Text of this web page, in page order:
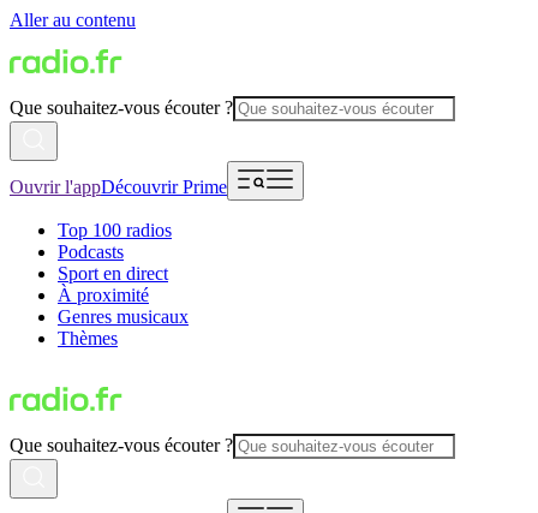
Aller au contenu
Que souhaitez-vous écouter ?
Ouvrir l'appDécouvrir Prime
Top 100 radios
Podcasts
Sport en direct
À proximité
Genres musicaux
Thèmes
Que souhaitez-vous écouter ?